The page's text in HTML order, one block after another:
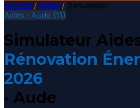
Accueil / Aides / Simulateur
Aides · Aude (11)
Simulateur
Rénovation
2026
· Aude